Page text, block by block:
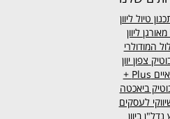
טיול ליוון
ליוון
המודולרי
צפון יוון
Plus +
ביאכטה
לעסקים
נדל"ן ביוון